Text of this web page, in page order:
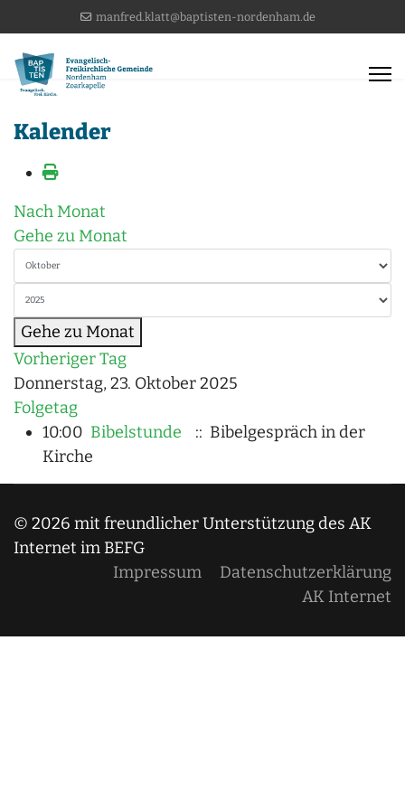
manfred.klatt@baptisten-nordenham.de
Kalender
Nach Monat
Gehe zu Monat
Gehe zu Monat
Vorheriger Tag
Donnerstag, 23. Oktober 2025
Folgetag
10:00 Bibelstunde
:: Bibelgespräch in der
Kirche
© 2026 mit freundlicher Unterstützung des AK
Internet im BEFG
Impressum
Datenschutzerklärung
AK Internet